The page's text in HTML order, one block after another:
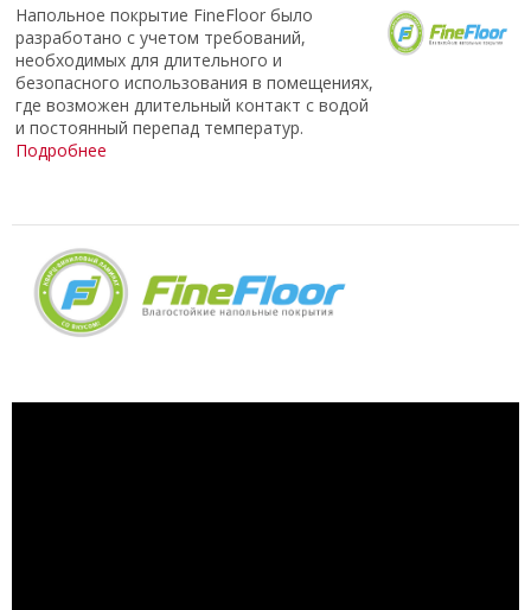
Напольное покрытие FineFloor было
разработано с учетом требований,
необходимых для длительного и
безопасного использования в помещениях,
где возможен длительный контакт с водой
и постоянный перепад температур.
Подробнее